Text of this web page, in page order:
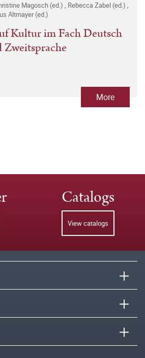
Magosch (ed.) , Rebecca Zabel (ed.) ,
Altmayer (ed.)
Kultur im Fach Deutsch
Zweitsprache
More
Catalogs
View catalogs